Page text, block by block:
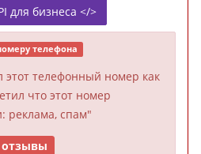
для бизнеса </>
телефона
этот телефонный номер как
что этот номер
реклама, спам"
отзывы